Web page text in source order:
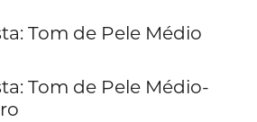
Tom de Pele Médio
Tom de Pele Médio-